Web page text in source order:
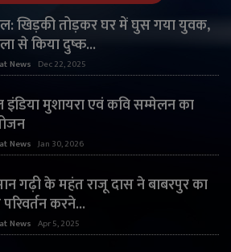
खिड़की तोड़कर घर में घुस गया युवक,
से किया दुष्क...
News Dec 22, 2025
मुशायरा एवं कवि सम्मेलन का
News Jan 30, 2026
गढ़ी के महंत राजू दास ने बाबरपुर का
करने...
News Apr 5, 2025